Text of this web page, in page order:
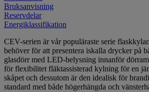
Bruksanvisning
Reservdelar
Energiklassifikation
CEV-serien är vår populäraste serie
behöver för att presentera iskalla drycker på
glasdörr med LED-belysning innanför
för flexibilitet fläktassisterad kylning för en
skåpet och dessutom är den idealisk för
standard med både högerhängda och